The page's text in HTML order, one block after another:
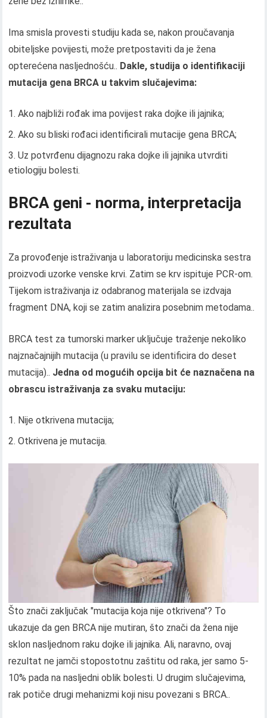
Ima smisla provesti studiju kada se, nakon proučavanja
obiteljske povijesti, može pretpostaviti da je žena
opterećena nasljednošću.. Dakle, studija o identifikaciji
mutacija gena BRCA u takvim slučajevima:
Ako najbliži rođak ima povijest raka dojke ili jajnika;
Ako su bliski rođaci identificirali mutacije gena BRCA;
Uz potvrđenu dijagnozu raka dojke ili jajnika utvrditi
etiologiju bolesti.
BRCA geni - norma, interpretacija
rezultata
Za provođenje istraživanja u laboratoriju medicinska sestra
proizvodi uzorke venske krvi. Zatim se krv ispituje PCR-om.
Tijekom istraživanja iz odabranog materijala se izdvaja
fragment DNA, koji se zatim analizira posebnim metodama..
BRCA test za tumorski marker uključuje traženje nekoliko
najznačajnijih mutacija (u pravilu se identificira do deset
mutacija).. Jedna od mogućih opcija bit će naznačena na
obrascu istraživanja za svaku mutaciju:
Nije otkrivena mutacija;
Otkrivena je mutacija.
Što znači zaključak "mutacija koja nije otkrivena"? To
ukazuje da gen BRCA nije mutiran, što znači da žena nije
sklon nasljednom raku dojke ili jajnika. Ali, naravno, ovaj
rezultat ne jamči stopostotnu zaštitu od raka, jer samo 5-
10% pada na nasljedni oblik bolesti. U drugim slučajevima,
rak potiče drugi mehanizmi koji nisu povezani s BRCA..